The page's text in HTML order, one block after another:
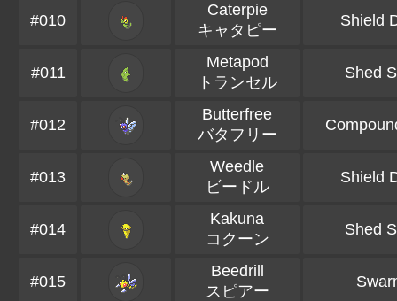
#010
Caterpie
キャタピー
Shield
#011
Metapod
トランセル
Shed
#012
Butterfree
バタフリー
#013
Weedle
ビードル
Shield
#014
Kakuna
コクーン
Shed
#015
Beedrill
スピアー